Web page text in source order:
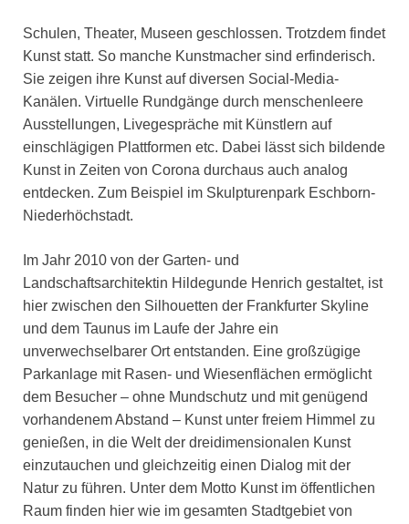
Schulen, Theater, Museen geschlossen. Trotzdem findet
Kunst statt. So manche Kunstmacher sind erfinderisch.
Sie zeigen ihre Kunst auf diversen Social-Media-
Kanälen. Virtuelle Rundgänge durch menschenleere
Ausstellungen, Livegespräche mit Künstlern auf
einschlägigen Plattformen etc. Dabei lässt sich bildende
Kunst in Zeiten von Corona durchaus auch analog
entdecken. Zum Beispiel im Skulpturenpark Eschborn-
Niederhöchstadt.
Im Jahr 2010 von der Garten- und
Landschaftsarchitektin Hildegunde Henrich gestaltet, ist
hier zwischen den Silhouetten der Frankfurter Skyline
und dem Taunus im Laufe der Jahre ein
unverwechselbarer Ort entstanden. Eine großzügige
Parkanlage mit Rasen- und Wiesenflächen ermöglicht
dem Besucher – ohne Mundschutz und mit genügend
vorhandenem Abstand – Kunst unter freiem Himmel zu
genießen, in die Welt der dreidimensionalen Kunst
einzutauchen und gleichzeitig einen Dialog mit der
Natur zu führen. Unter dem Motto Kunst im öffentlichen
Raum finden hier wie im gesamten Stadtgebiet von